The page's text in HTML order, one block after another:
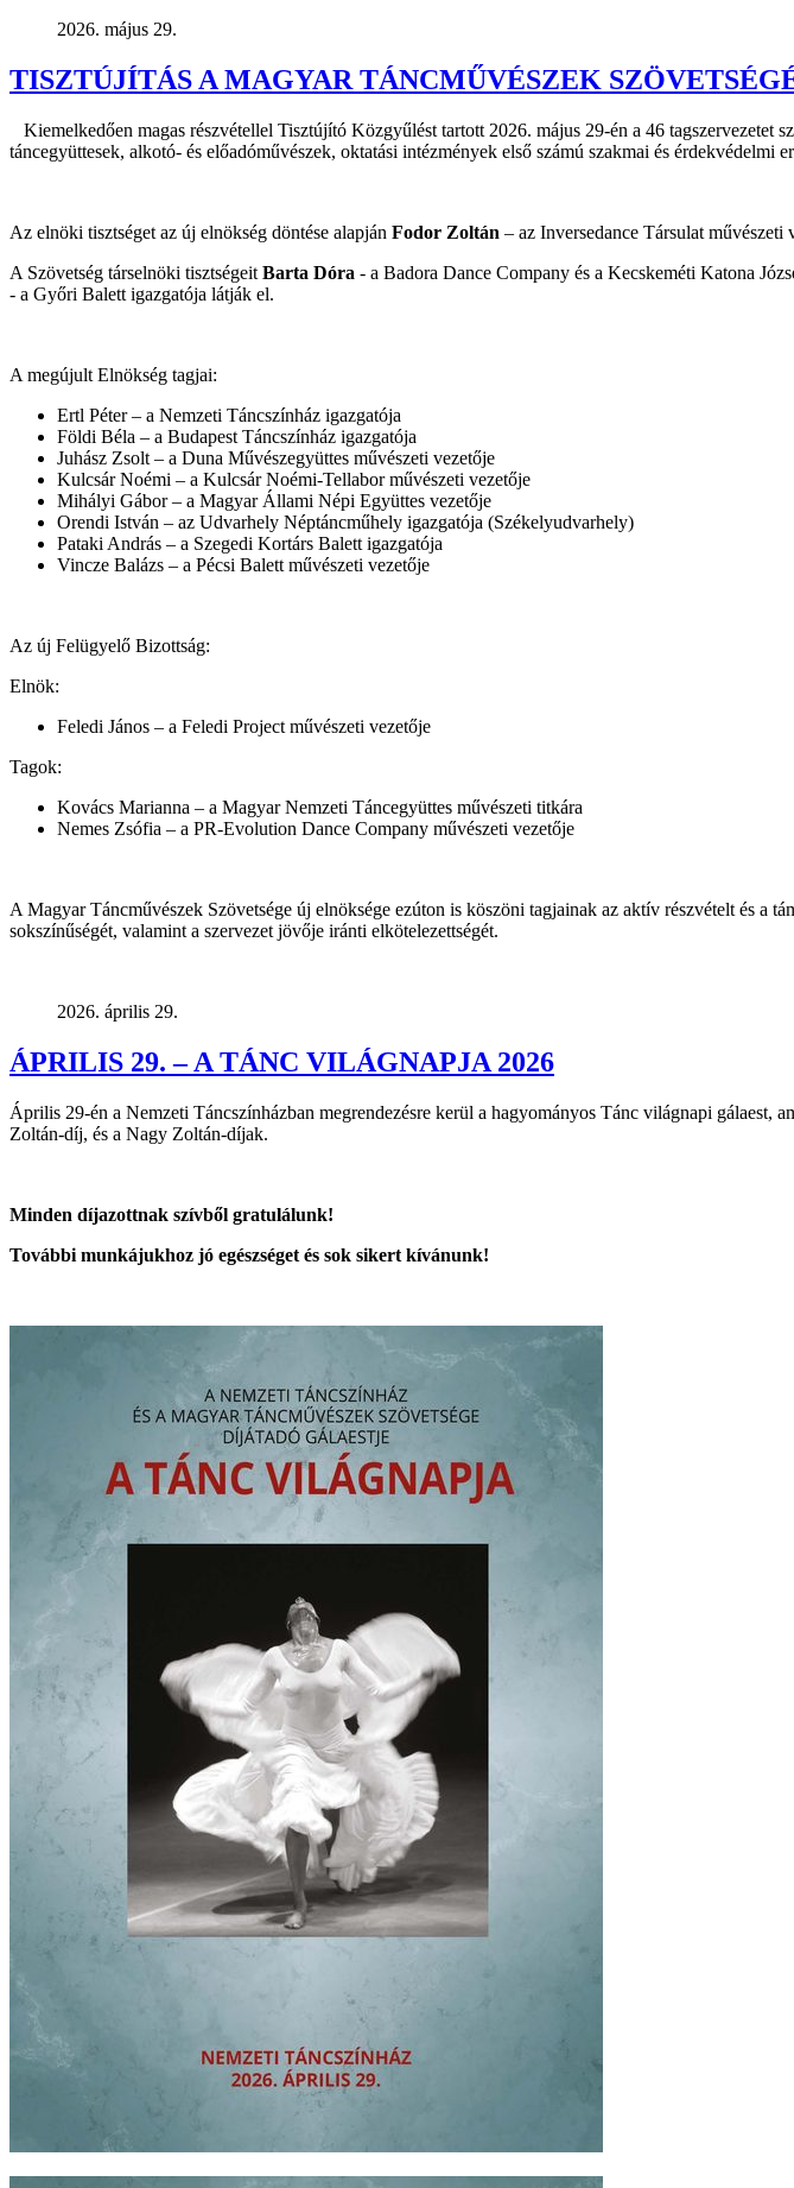
2026. május 29.
TISZTÚJÍTÁS A MAGYAR TÁNCMŰVÉSZEK
Kiemelkedően magas részvétellel Tisztújító Közgyűlést tartott 2026. május 29-én a 46
táncegyüttesek, alkotó- és előadóművészek, oktatási intézmények első számú szakmai és érdekvédelmi
Az elnöki tisztséget az új elnökség döntése alapján Fodor Zoltán – az Inversedance Társulat művészeti
A Szövetség társelnöki tisztségeit Barta Dóra - a Badora Dance Company és a Kecskeméti Katona
- a Győri Balett igazgatója látják el.
A megújult Elnökség tagjai:
Ertl Péter – a Nemzeti Táncszínház igazgatója
Földi Béla – a Budapest Táncszínház igazgatója
Juhász Zsolt – a Duna Művészegyüttes művészeti vezetője
Kulcsár Noémi – a Kulcsár Noémi-Tellabor művészeti vezetője
Mihályi Gábor – a Magyar Állami Népi Együttes vezetője
Orendi István – az Udvarhely Néptáncműhely igazgatója (Székelyudvarhely)
Pataki András – a Szegedi Kortárs Balett igazgatója
Vincze Balázs – a Pécsi Balett művészeti vezetője
Az új Felügyelő Bizottság:
Elnök:
Feledi János – a Feledi Project művészeti vezetője
Tagok:
Kovács Marianna – a Magyar Nemzeti Táncegyüttes művészeti titkára
Nemes Zsófia – a PR-Evolution Dance Company művészeti vezetője
A Magyar Táncművészek Szövetsége új elnöksége ezúton is köszöni tagjainak az aktív részvételt és a
sokszínűségét, valamint a szervezet jövője iránti elkötelezettségét.
2026. április 29.
ÁPRILIS 29. – A TÁNC VILÁGNAPJA 2026
Április 29-én a Nemzeti Táncszínházban megrendezésre kerül a hagyományos Tánc világnapi gálaest,
Zoltán-díj, és a Nagy Zoltán-díjak.
Minden díjazottnak szívből gratulálunk!
További munkájukhoz jó egészséget és sok sikert kívánunk!